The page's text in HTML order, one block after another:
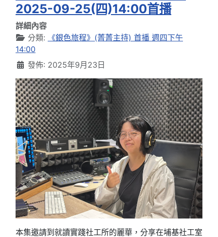
2025-09-25(四)14:00首播
詳細內容
分類:
《銀色旅程》(菁菁主持) 首播 週四下午
14:00
發佈: 2025年9月23日
本集邀請到就讀實踐社工所的麗華，分享在埔基社工室